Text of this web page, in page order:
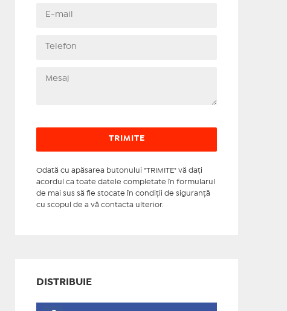
Odată cu apăsarea butonului "TRIMITE" vă daţi
acordul ca toate datele completate în formularul
de mai sus să fie stocate în condiţii de siguranţă
cu scopul de a vă contacta ulterior.
DISTRIBUIE